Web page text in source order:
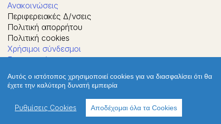
Ανακοινώσεις
Περιφερειακές Δ/νσεις
Πολιτική απορρήτου
Πολιτική cookies
Χρήσιμοι σύνδεσμοι
Επικοινωνία
Αυτός ο ιστότοπος χρησιμοποιεί cookies για να διασφαλίσει ότι θα
έχετε την καλύτερη δυνατή εμπειρία
Ρυθμίσεις Cookies Αποδέχομαι όλα τα Cookies